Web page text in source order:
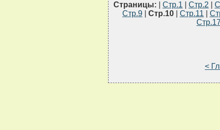
Страницы: Стр.1 Стр.2
Стр.9
Стр.10 Стр.11
<